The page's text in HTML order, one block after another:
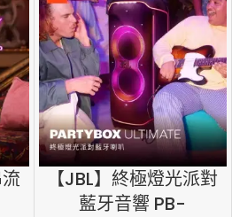
【JBL】終極燈光派對
藍牙音響 PB-